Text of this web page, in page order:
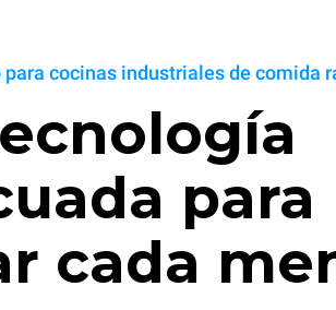
cocinas industriales de comida
para
cada